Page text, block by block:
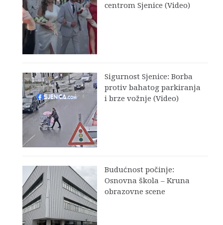
centrom Sjenice (Video)
Sigurnost Sjenice: Borba
protiv bahatog parkiranja
i brze vožnje (Video)
Budućnost počinje:
Osnovna škola – Kruna
obrazovne scene